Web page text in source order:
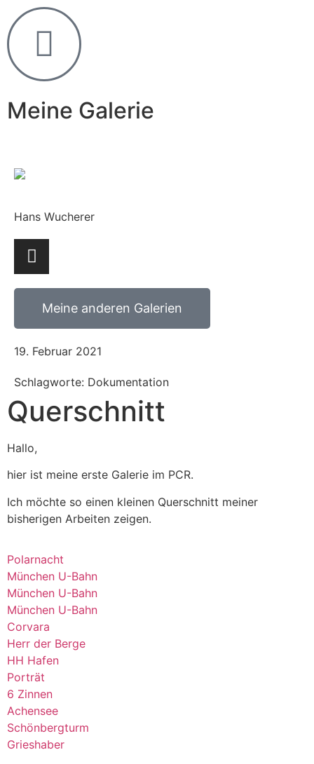
Meine Galerie
Hans Wucherer
Meine anderen Galerien
19. Februar 2021
Schlagworte: Dokumentation
Querschnitt
Hallo,
hier ist meine erste Galerie im PCR.
Ich möchte so einen kleinen Querschnitt meiner
bisherigen Arbeiten zeigen.
Polarnacht
München U-Bahn
München U-Bahn
München U-Bahn
Corvara
Herr der Berge
HH Hafen
Porträt
6 Zinnen
Achensee
Schönbergturm
Grieshaber